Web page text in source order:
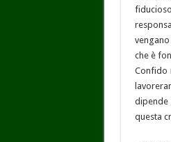
che è
Confido
dipende
questa